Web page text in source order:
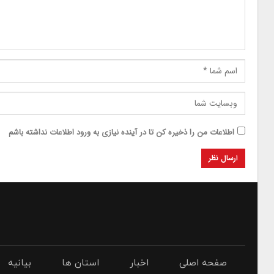
اطلاعات من را ذخیره کن تا در آینده نیازی به ورود اطلاعات نداشته باشم
صفحه اصلی اخبار استان ها بیانیه